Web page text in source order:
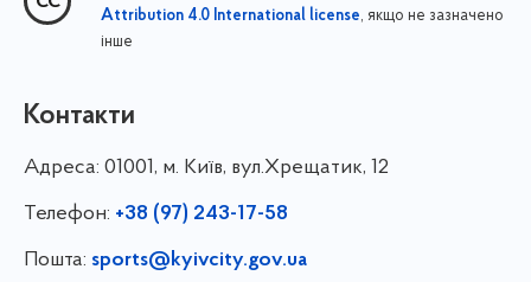
Attribution 4.0 International license, якщо не зазначено
інше
Контакти
Адреса: 01001, м. Київ, вул.Хрещатик, 12
Телефон: +38 (97) 243-17-58
Пошта: sports@kyivcity.gov.ua